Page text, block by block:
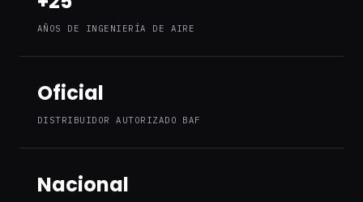
AÑOS DE INGENIERÍA DE AIRE
Oficial
DISTRIBUIDOR AUTORIZADO BAF
Nacional